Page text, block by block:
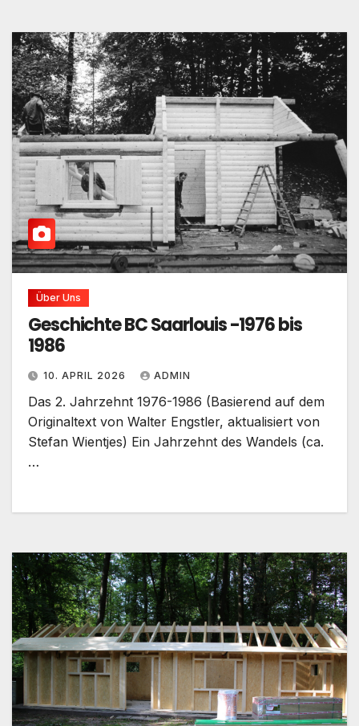
Über Uns
Geschichte BC Saarlouis -1976 bis
1986
10. APRIL 2026 ADMIN
Das 2. Jahrzehnt 1976-1986 (Basierend auf dem
Originaltext von Walter Engstler, aktualisiert von
Stefan Wientjes) Ein Jahrzehnt des Wandels (ca.
…